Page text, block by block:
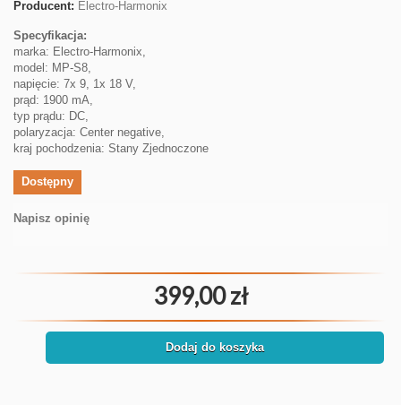
Producent: Electro-Harmonix
Specyfikacja:
marka: Electro-Harmonix,
model: MP-S8,
napięcie: 7x 9, 1x 18 V,
prąd: 1900 mA,
typ prądu: DC,
polaryzacja: Center negative,
kraj pochodzenia: Stany Zjednoczone
Dostępny
Napisz opinię
399,00 zł
Dodaj do koszyka